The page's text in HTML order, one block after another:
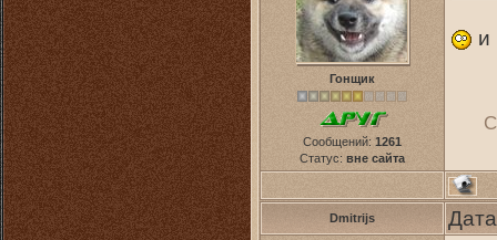
Гонщик
Сообщений: 1261
Статус: вне сайта
и
Dmitrijs